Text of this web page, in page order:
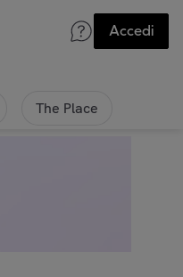
Accedi
The Place